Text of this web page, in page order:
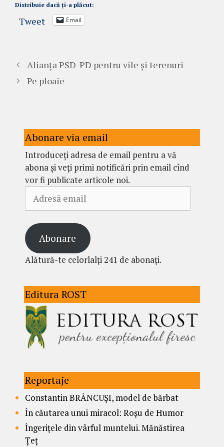
Distribuie dacă ți-a plăcut:
Tweet Email
Alianța PSD-PD pentru vile și terenuri
Pe ploaie
Abonare via email
Introduceți adresa de email pentru a vă
abona și veți primi notificări prin email cînd
vor fi publicate articole noi.
email
Abonare
Alătură-te celorlalți 241 de abonați.
Editura ROST
Reportaje
Constantin BRÂNCUȘI, model de bărbat
În căutarea unui miracol: Roșu de Humor
Îngerițele din vârful muntelui. Mănăstirea
Țeț